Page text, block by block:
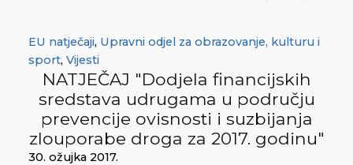
EU natječaji, Upravni odjel za obrazovanje, kulturu i
sport, Vijesti
NATJEČAJ "Dodjela financijskih
sredstava udrugama u području
prevencije ovisnosti i suzbijanja
zlouporabe droga za 2017. godinu"
30. ožujka 2017.